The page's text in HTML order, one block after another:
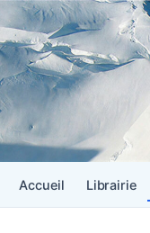
Accueil Librairie